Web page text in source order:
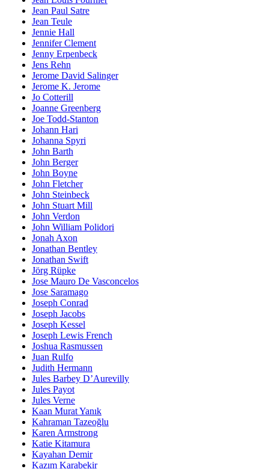
Jean Paul Satre
Jean Teule
Jennie Hall
Jennifer Clement
Jenny Erpenbeck
Jens Rehn
Jerome David Salinger
Jerome K. Jerome
Jo Cotterill
Joanne Greenberg
Joe Todd-Stanton
Johann Hari
Johanna Spyri
John Barth
John Berger
John Boyne
John Fletcher
John Steinbeck
John Stuart Mill
John Verdon
John William Polidori
Jonah Axon
Jonathan Bentley
Jonathan Swift
Jörg Rüpke
Jose Mauro De Vasconcelos
Jose Saramago
Joseph Conrad
Joseph Jacobs
Joseph Kessel
Joseph Lewis French
Joshua Rasmussen
Juan Rulfo
Judith Hermann
Jules Barbey D’Aurevilly
Jules Payot
Jules Verne
Kaan Murat Yanık
Kahraman Tazeoğlu
Karen Armstrong
Katie Kitamura
Kayahan Demir
Kazım Karabekir